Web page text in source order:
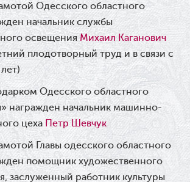
Кабакова з
Кондратьєва
і техніків
Одесского областного
начальник службы
освещенияМихаил Каганович
плодотворный труд и в связи с
Одесского областного
награжден начальник машинно-
цеха Петр Шевчук
Главы одесского областного
помощник художественного
заслуженный работник культуры